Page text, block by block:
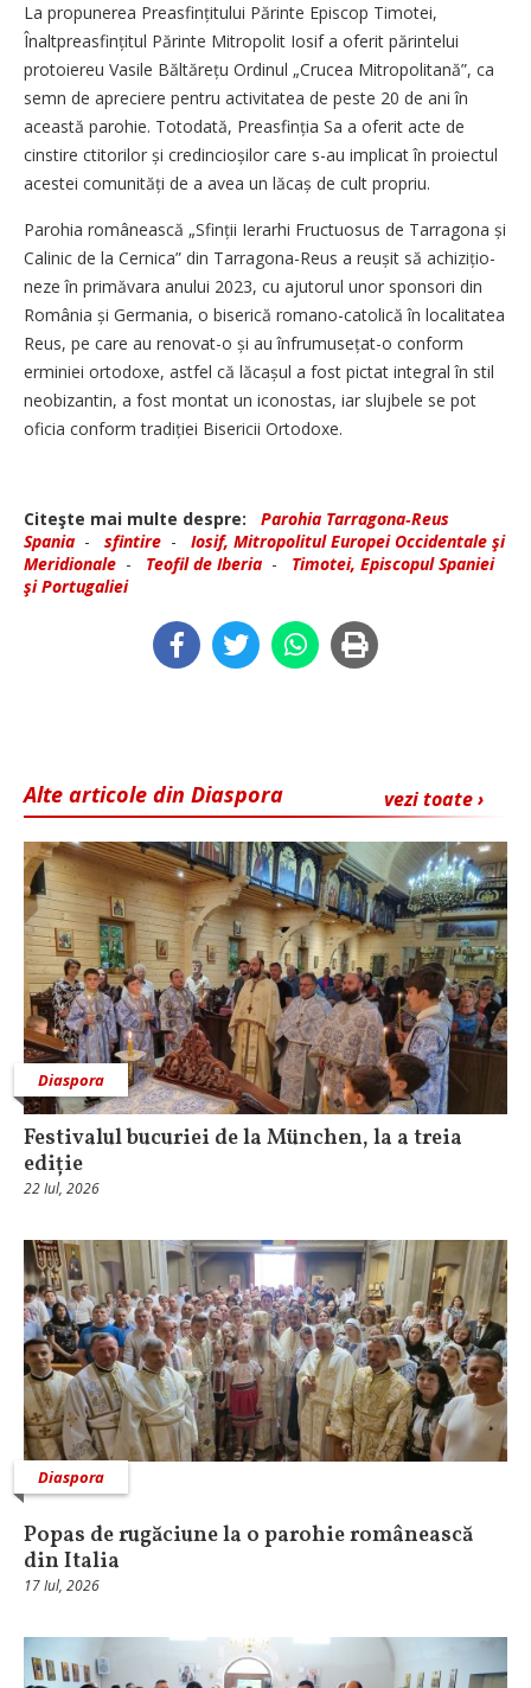
La propunerea Preasfințitului Părinte Episcop Timotei,
Înaltprea­sfințitul Părinte Mitropolit Iosif a oferit părintelui
protoiereu Vasile Băltărețu Ordinul „Crucea Mitropolitană”, ca
semn de apreciere pentru activitatea de peste 20 de ani în
această parohie. Totodată, Prea­sfinția Sa a oferit acte de
cinstire ctitorilor și credincioșilor care s-au implicat în proiectul
acestei comu­nități de a avea un lăcaș de cult propriu.
Parohia românească „Sfinții Ierarhi Fructuosus de Tarragona și
Calinic de la Cernica” din Tarragona-Reus a reușit să achizițio­
neze în primăvara anului 2023, cu ajutorul unor sponsori din
România și Germania, o biserică romano-catolică în localitatea
Reus, pe care au renovat-o și au înfru­musețat-o conform
erminiei ortodoxe, astfel că lăcașul a fost pictat integral în stil
neobizantin, a fost montat un iconostas, iar slujbele se pot
oficia conform tradiției Bisericii Ortodoxe.
Citeşte mai multe despre:
Parohia Tarragona‑Reus
Spania - sfintire - Iosif, Mitropolitul Europei Occidentale şi
Meridionale - Teofil de Iberia - Timotei, Episcopul Spaniei
şi Portugaliei
vezi toate ›
Alte articole din Diaspora
Diaspora
Festivalul bucuriei de la München, la a treia
ediție
22 Iul, 2026
Diaspora
Popas de rugăciune la o parohie românească
din Italia
17 Iul, 2026